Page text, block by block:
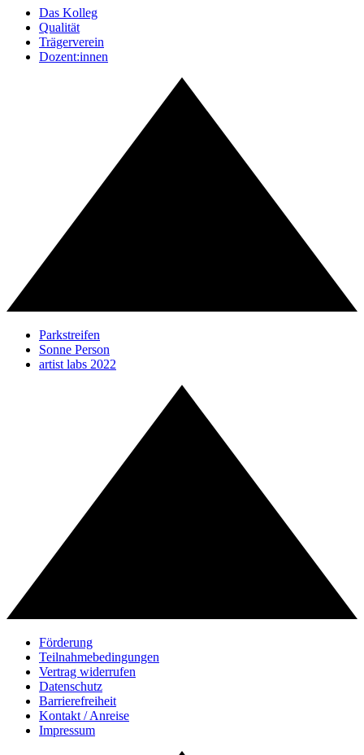
Das Kolleg
Qualität
Trägerverein
Dozent:innen
Parkstreifen
Sonne Person
artist labs 2022
Förderung
Teilnahmebedingungen
Vertrag widerrufen
Datenschutz
Barrierefreiheit
Kontakt / Anreise
Impressum